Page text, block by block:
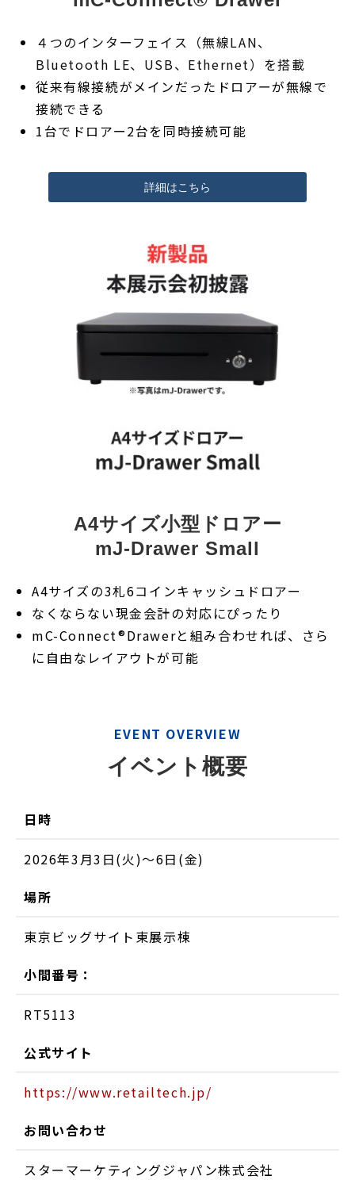
４つのインターフェイス（無線LAN、
Bluetooth LE、USB、Ethernet）を搭載
従来有線接続がメインだったドロアーが無線で
接続できる
1台でドロアー2台を同時接続可能
詳細はこちら
A4サイズ小型ドロアー
mJ-Drawer Small
A4サイズの3札6コインキャッシュドロアー
なくならない現金会計の対応にぴったり
mC-Connect®Drawerと組み合わせれば、さら
に自由なレイアウトが可能
EVENT OVERVIEW
イベント概要
日時
2026年3月3日(火)～6日(金)
場所
東京ビッグサイト東展示棟
小間番号：
RT5113
公式サイト
https://www.retailtech.jp/
お問い合わせ
スターマーケティングジャパン株式会社